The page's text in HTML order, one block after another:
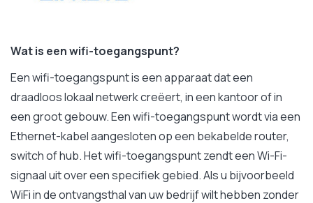
Wat is een wifi-toegangspunt?
Een wifi-toegangspunt is een apparaat dat een
draadloos lokaal netwerk creëert, in een kantoor of in
een groot gebouw. Een wifi-toegangspunt wordt via een
Ethernet-kabel aangesloten op een bekabelde router,
switch of hub. Het wifi-toegangspunt zendt een Wi-Fi-
signaal uit over een specifiek gebied. Als u bijvoorbeeld
WiFi in de ontvangsthal van uw bedrijf wilt hebben zonder